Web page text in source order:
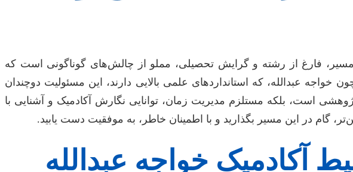
فارغ از رشته و گرایش تحصیلی، مملو از چالش‌های گوناگونی است که
خواجه عبدالله، که استانداردهای علمی بالایی دارند، این مسئولیت دوچندان
است، بلکه مستلزم مدیریت زمان، توانایی نگارش آکادمیک و آشنایی با
گام در این مسیر بگذارید و با اطمینان خاطر، به موفقیت دست یابید.
آکادمیک خواجه عبدالله